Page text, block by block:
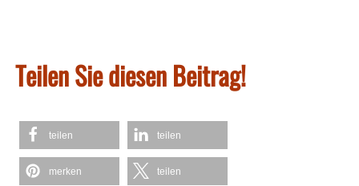
Teilen Sie diesen Beitrag!
teilen teilen
merken teilen